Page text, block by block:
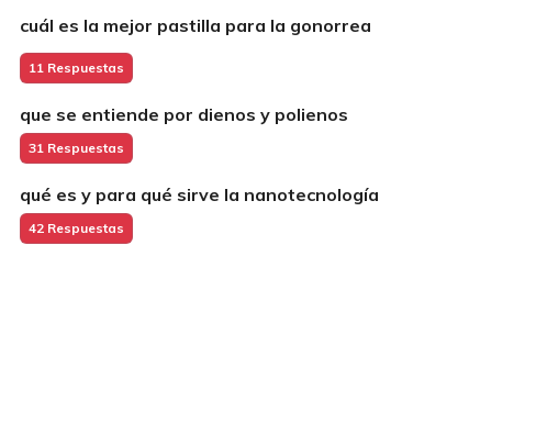
cuál es la mejor pastilla para la gonorrea
11 Respuestas
que se entiende por dienos y polienos
31 Respuestas
qué es y para qué sirve la nanotecnología
42 Respuestas